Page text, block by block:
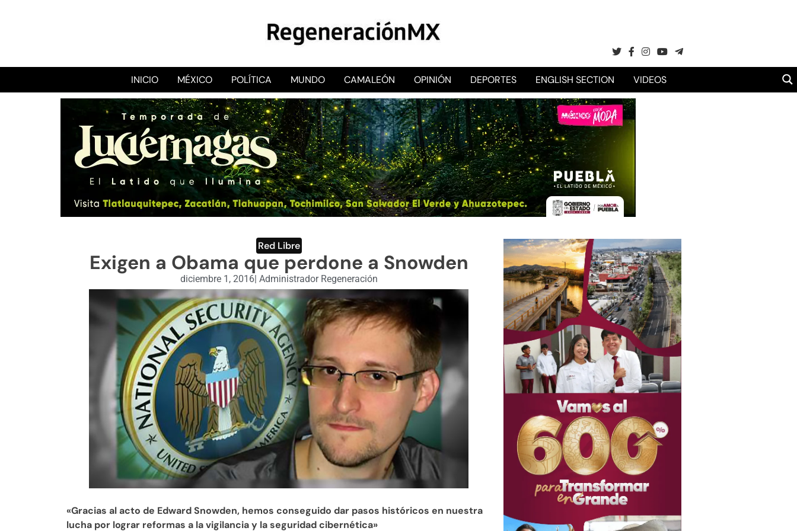
RegeneraciónMX
Sitio de noticias libre e independiente
INICIO MÉXICO POLÍTICA MUNDO CAMALEÓN OPINIÓN DEPORTES ENGLISH SECTION VIDEOS
Red Libre
Exigen a Obama que perdone a Snowden
diciembre 1, 2016| Administrador Regeneración
«Gracias al acto de Edward Snowden, hemos conseguido dar pasos históricos en nuestra
lucha por lograr reformas a la vigilancia y la seguridad cibernética»